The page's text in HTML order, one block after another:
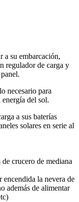
a su embarcación,
regulador de carga y
necesario para
energía del sol.
a sus baterías
solares en serie al
crucero de mediana
encendida la nevera de
además de alimentar